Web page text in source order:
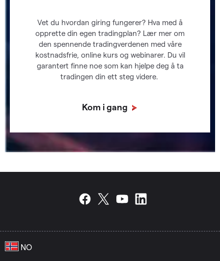
Vet du hvordan giring fungerer? Hva med å
opprette din egen tradingplan? Lær mer om
den spennende tradingverdenen med våre
kostnadsfrie, online kurs og webinarer. Du vil
garantert finne noe som kan hjelpe deg å ta
tradingen din ett steg videre.
Kom i gang